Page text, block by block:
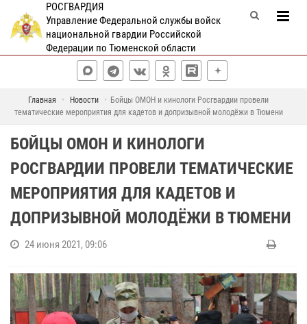
РОСГВАРДИЯ
Управление Федеральной службы войск
национальной гвардии Российской
Федерации по Тюменской области
Главная Новости
Бойцы ОМОН и кинологи Росгвардии провели
тематические мероприятия для кадетов и допризывной молодёжи в Тюмени
БОЙЦЫ ОМОН И КИНОЛОГИ
РОСГВАРДИИ ПРОВЕЛИ ТЕМАТИЧЕСКИЕ
МЕРОПРИЯТИЯ ДЛЯ КАДЕТОВ И
ДОПРИЗЫВНОЙ МОЛОДЁЖИ В ТЮМЕНИ
24 июня 2021, 09:06